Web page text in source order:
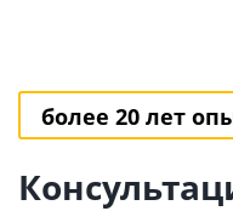
более 20 лет